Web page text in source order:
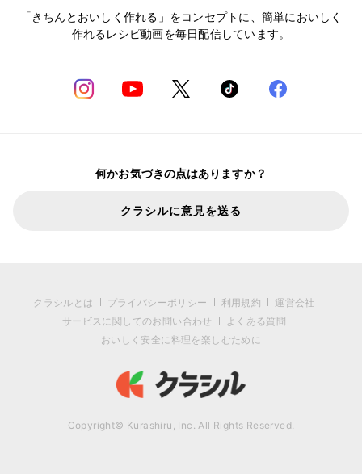
「きちんとおいしく作れる」をコンセプトに、簡単においしく
作れるレシピ動画を毎日配信しています。
何かお気づきの点はありますか？
クラシルに意見を送る
クラシルとは プライバシーポリシー 利用規約
運営会社
サービスに関してのお問い合わせ
よくある質問
おいしく安全に料理を楽しむために
Copyright© Kurashiru, Inc. All Rights Reserved.